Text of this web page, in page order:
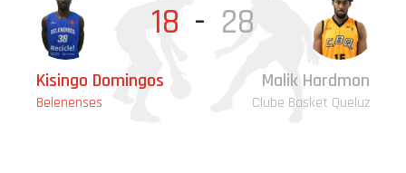
Kisingo Domingos
Belenenses
18 - 28
Malik Hardmon
Clube Basket Queluz